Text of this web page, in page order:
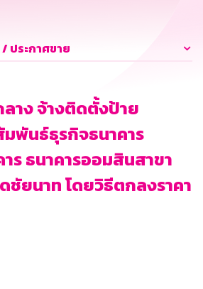
ประกาศขาย
ลาง จ้างติดตั้งป้าย
พันธ์ธุรกิจธนาคาร
ร ธนาคารออมสินสาขา
ชัยนาท โดยวิธีตกลงราคา